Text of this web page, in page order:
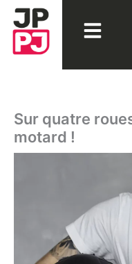
Aller
contenu
Menu
Sur quatre
motard !